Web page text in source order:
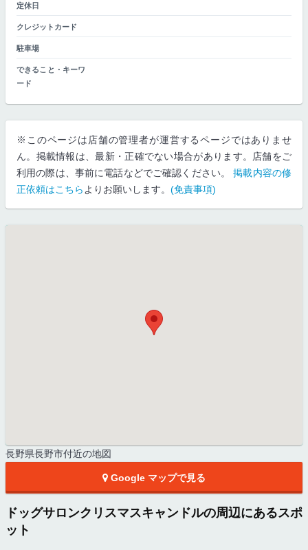
定休日
クレジットカード
駐車場
できること・キーワ
ード
※このページは店舗の管理者が運営するページではありませ
ん。掲載情報は、最新・正確でない場合があります。店舗をご
利用の際は、事前に電話などでご確認ください。掲載内容の修
正依頼はこちら よりお願いします。 (免責事項)
長野県長野市付近の地図
Google マップで見る
ドッグサロンクリスマスキャンドルの周辺にあるスポ
ット